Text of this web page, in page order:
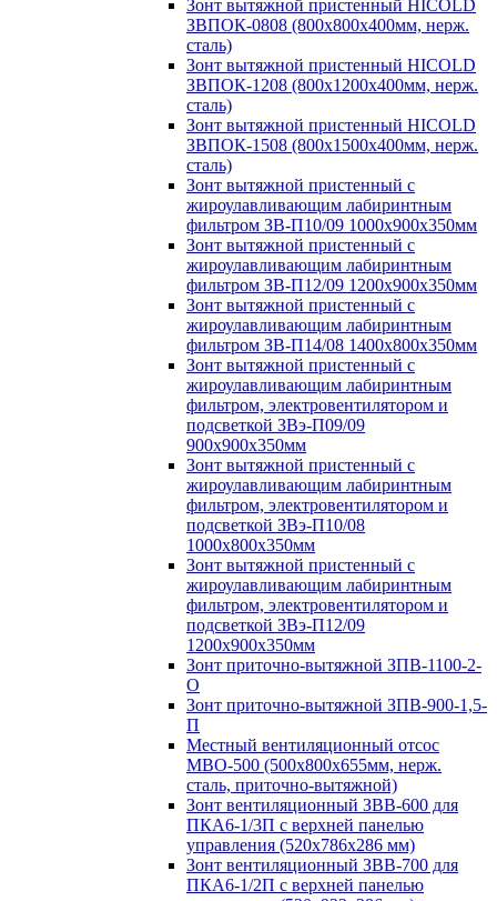
Зонт вытяжной пристенный HICOLD
ЗВПОК-0808 (800х800х400мм, нерж.
сталь)
Зонт вытяжной пристенный HICOLD
ЗВПОК-1208 (800х1200х400мм, нерж.
сталь)
Зонт вытяжной пристенный HICOLD
ЗВПОК-1508 (800х1500х400мм, нерж.
сталь)
Зонт вытяжной пристенный с
жироулавливающим лабиринтным
фильтром ЗВ-П10/09 1000х900х350мм
Зонт вытяжной пристенный с
жироулавливающим лабиринтным
фильтром ЗВ-П12/09 1200х900х350мм
Зонт вытяжной пристенный с
жироулавливающим лабиринтным
фильтром ЗВ-П14/08 1400х800х350мм
Зонт вытяжной пристенный с
жироулавливающим лабиринтным
фильтром, электровентилятором и
подсветкой ЗВэ-П09/09
900х900х350мм
Зонт вытяжной пристенный с
жироулавливающим лабиринтным
фильтром, электровентилятором и
подсветкой ЗВэ-П10/08
1000х800х350мм
Зонт вытяжной пристенный с
жироулавливающим лабиринтным
фильтром, электровентилятором и
подсветкой ЗВэ-П12/09
1200х900х350мм
Зонт приточно-вытяжной ЗПВ-1100-2-
О
Зонт приточно-вытяжной ЗПВ-900-1,5-
П
Местный вентиляционный отсос
МВО-500 (500х800х655мм, нерж.
сталь, приточно-вытяжной)
Зонт вентиляционный ЗВВ-600 для
ПКА6-1/3П с верхней панелью
управления (520х786х286 мм)
Зонт вентиляционный ЗВВ-700 для
ПКА6-1/2П с верхней панелью